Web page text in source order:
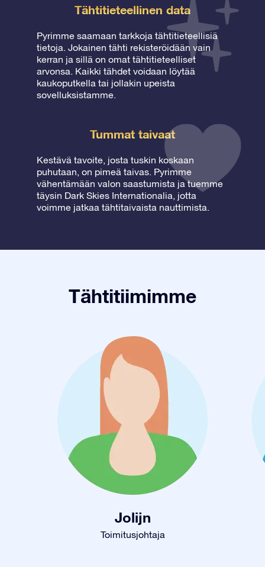
Tähtitieteellinen data
Pyrimme saamaan tarkkoja tähtitieteellisiä
tietoja. Jokainen tähti rekisteröidään vain
kerran ja sillä on omat tähtitieteelliset
arvonsa. Kaikki tähdet voidaan löytää
kaukoputkella tai jollakin upeista
sovelluksistamme.
Tummat taivaat
Kestävä tavoite, josta tuskin koskaan
puhutaan, on pimeä taivas. Pyrimme
vähentämään valon saastumista ja tuemme
täysin Dark Skies Internationalia, jotta
voimme jatkaa tähtitaivaista nauttimista.
Tähtitiimimme
Jolijn
Toimitusjohtaja